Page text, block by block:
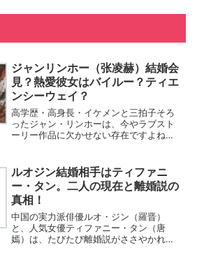
ジャンリンホー（张凌赫）結婚会
見？熱愛彼女はバイルー？ティエ
ンシーウェイ？
高学歴・高身長・イケメンと三拍子そろ
ったジャン・リンホーは、今やラブスト
ーリー作品に欠かせない存在ですよね。
がネット上で出回り、ファンの間で大き
な話題となっています。し...
ルオジン結婚相手はティファニ
ー・タン。二人の現在と離婚説の
真相！
中国の実力派俳優ルオ・ジン（羅晋）
と、人気女優ティファニー・タン（唐
嫣）は、たびたび離婚説がささやかれな